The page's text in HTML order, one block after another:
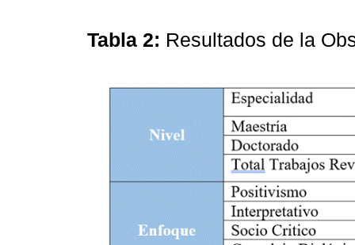
Tabla 2: Resultados de la